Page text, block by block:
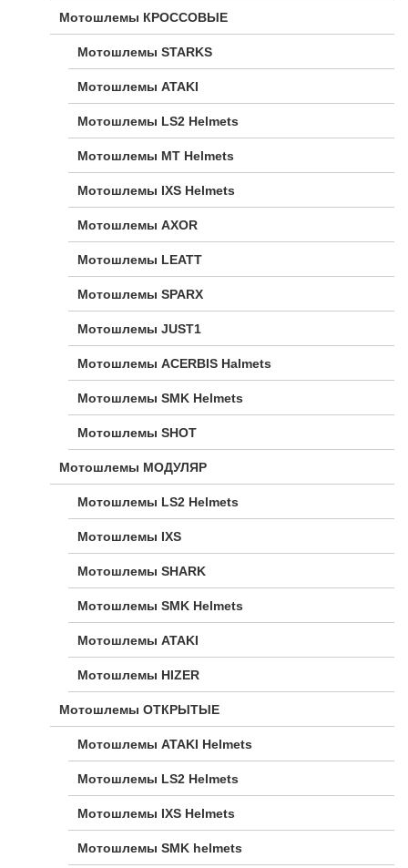
Мотошлемы КРОССОВЫЕ
Мотошлемы STARKS
Мотошлемы ATAKI
Мотошлемы LS2 Helmets
Мотошлемы MT Helmets
Мотошлемы IXS Helmets
Мотошлемы AXOR
Мотошлемы LEATT
Мотошлемы SPARX
Мотошлемы JUST1
Мотошлемы ACERBIS Halmets
Мотошлемы SMK Helmets
Мотошлемы SHOT
Мотошлемы МОДУЛЯР
Мотошлемы LS2 Helmets
Мотошлемы IXS
Мотошлемы SHARK
Мотошлемы SMK Helmets
Мотошлемы ATAKI
Мотошлемы HIZER
Мотошлемы ОТКРЫТЫЕ
Мотошлемы ATAKI Helmets
Мотошлемы LS2 Helmets
Мотошлемы IXS Helmets
Мотошлемы SMK helmets